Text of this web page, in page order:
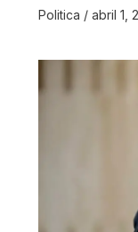
Politica / abril 1,